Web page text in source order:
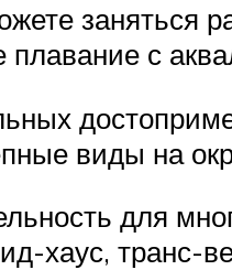
заняться
с
виды на
для
хаус, транс-